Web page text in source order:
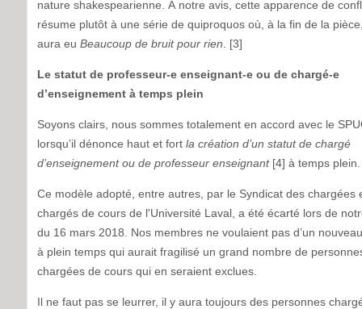
nature shakespearienne. À notre avis, cette apparence de
résume plutôt à une série de quiproquos où, à la fin de la
aura eu Beaucoup de bruit pour rien . [3]
Le statut de professeur-e enseignant-e ou de chargé-e
d’enseignement à temps plein
Soyons clairs, nous sommes totalement en accord avec le
lorsqu’il dénonce haut et fort la création d’un statut de chargé
d’enseignement ou de professeur enseignant[4] à temps plein.
Ce modèle adopté, entre autres, par le Syndicat des chargées
chargés de cours de l'Université Laval, a été écarté lors de
du 16 mars 2018. Nos membres ne voulaient pas d’un
à plein temps qui aurait fragilisé un grand nombre de
chargées de cours qui en seraient exclues.
Il ne faut pas se leurrer, il y aura toujours des personnes